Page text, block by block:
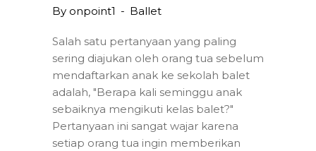
By onpoint1 Ballet
Salah satu pertanyaan yang paling
sering diajukan oleh orang tua sebelum
mendaftarkan anak ke sekolah balet
adalah, "Berapa kali seminggu anak
sebaiknya mengikuti kelas balet?"
Pertanyaan ini sangat wajar karena
setiap orang tua ingin memberikan